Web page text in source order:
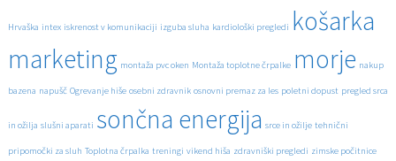
Hrvaška intex iskrenost v komunikaciji izguba sluha kardiološki pregledi košarka
marketing montaža pvc oken Montaža toplotne črpalke morje nakup
bazena napušč Ogrevanje hiše osebni zdravnik osnovni premaz za les poletni dopust pregled srca
in ožilja slušni aparati sončna energija srce in ožilje tehnični
pripomočki za sluh Toplotna črpalka treningi vikend hiša zdravniški pregledi zimske počitnice